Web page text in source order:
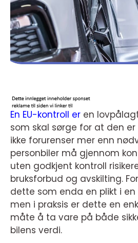
En EU-kontroll er en
som skal sørge for at den
ikke forurenser mer enn
personbiler må gjennom
uten godkjent kontroll
bruksforbud og avskilting.
dette som enda en plikt i
men i praksis er dette en
måte å ta vare på både
bilens verdi.